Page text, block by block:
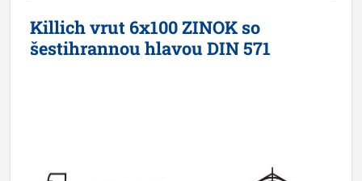
Killich vrut 6x100 ZINOK so
šestihrannou hlavou DIN 571